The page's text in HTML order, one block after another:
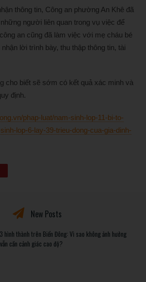
thông tin, Công an phường An Khê đã
người liên quan trong vụ việc để
an cũng đã làm việc với mẹ cháu bé
lời trình bày, thu thập thông tin, tài
cho biết sẽ sớm có kết quả xác minh và
định.
phap-luat/nam-sinh-lop-11-bi-to-
lop-6-lay-39-trieu-dong-cua-gia-dinh-
New Posts
hình thành trên Biển Đông: Vì sao không ảnh hưởng
cần cảnh giác cao độ?